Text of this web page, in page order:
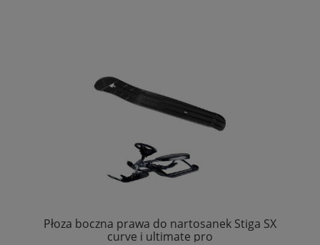
Płoza boczna prawa do nartosanek Stiga SX
curve i ultimate pro